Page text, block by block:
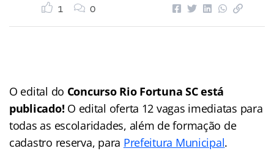
1 0
O edital do Concurso Rio Fortuna SC está
publicado! O edital oferta 12 vagas imediatas para
todas as escolaridades, além de formação de
cadastro reserva, para Prefeitura Municipal.